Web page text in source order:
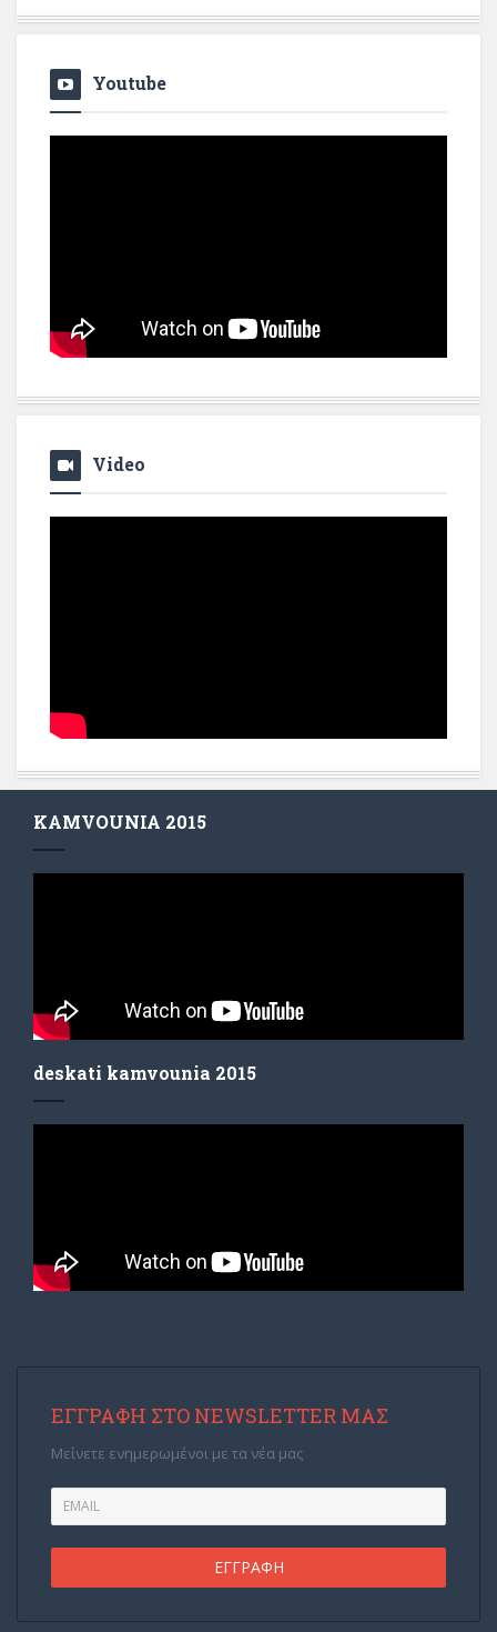
Youtube
Video
KAMVOUNIA 2015
deskati kamvounia 2015
ΕΓΓΡΑΦΉ ΣΤΟ NEWSLETTER ΜΑΣ
Μείνετε ενημερωμένοι με τα νέα μας